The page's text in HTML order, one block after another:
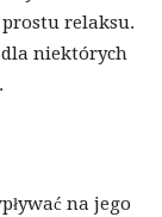
relaksu.
dla niektórych
na jego